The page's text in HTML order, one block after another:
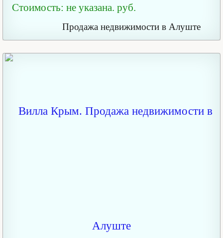
Стоимость: не указана. руб.
Продажа недвижимости в Алуште